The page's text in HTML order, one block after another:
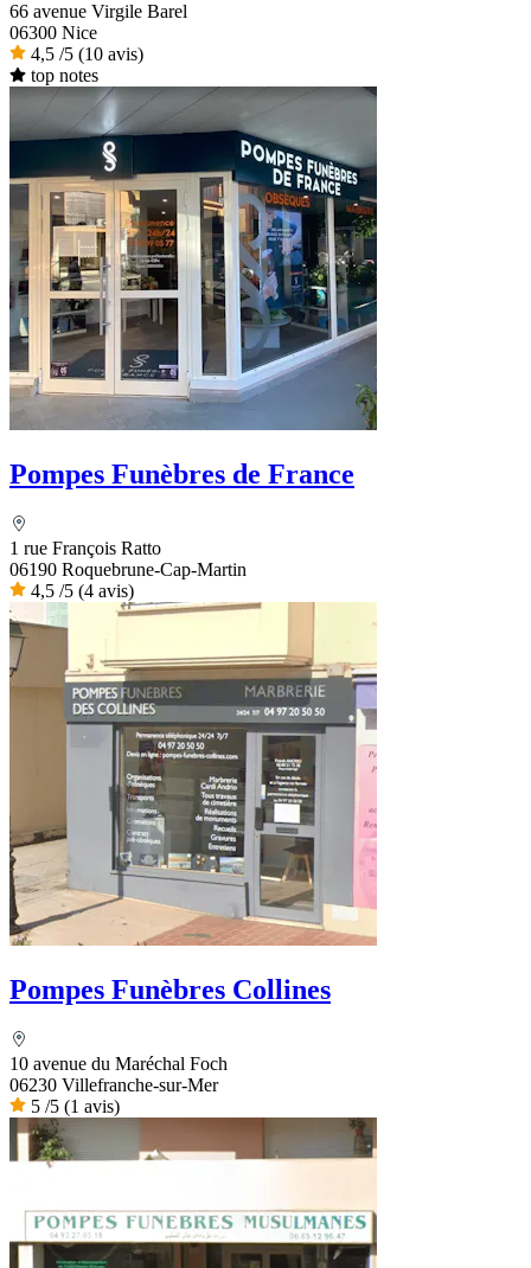
66 avenue Virgile Barel
06300 Nice
4,5 /5 (10 avis)
top notes
Pompes Funèbres de France
1 rue François Ratto
06190 Roquebrune-Cap-Martin
4,5 /5 (4 avis)
Pompes Funèbres Collines
10 avenue du Maréchal Foch
06230 Villefranche-sur-Mer
5 /5 (1 avis)